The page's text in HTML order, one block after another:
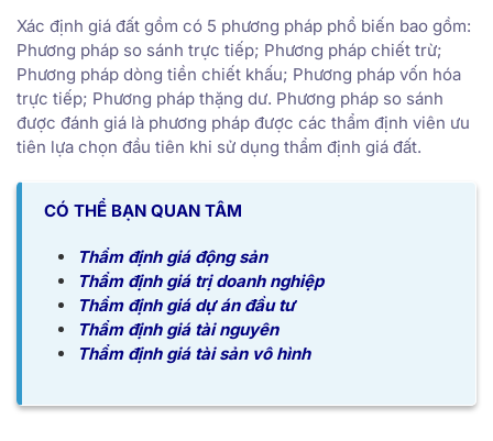
Xác định giá đất gồm có 5 phương pháp phổ biến bao gồm:
Phương pháp so sánh trực tiếp; Phương pháp chiết trừ;
Phương pháp dòng tiền chiết khấu; Phương pháp vốn hóa
trực tiếp; Phương pháp thặng dư. Phương pháp so sánh
được đánh giá là phương pháp được các thẩm định viên ưu
tiên lựa chọn đầu tiên khi sử dụng thẩm định giá đất.
CÓ THỂ BẠN QUAN TÂM
Thẩm định giá động sản
Thẩm định giá trị doanh nghiệp
Thẩm định giá dự án đầu tư
Thẩm định giá tài nguyên
Thẩm định giá tài sản vô hình